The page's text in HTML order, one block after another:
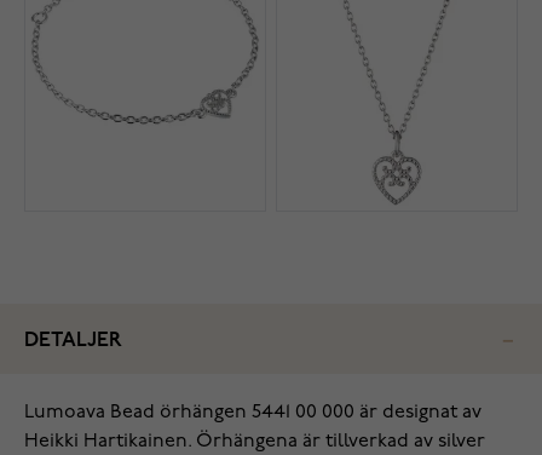
DETALJER
Lumoava Bead örhängen 5441 00 000 är designat av
Heikki Hartikainen. Örhängena är tillverkad av silver